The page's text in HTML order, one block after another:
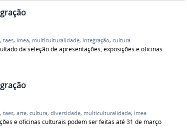
, taes, imea, multiculturalidade, integração, cultura
da seleção de apresentações, exposições e oficinas
, taes, arte, cultura, diversidade, multiculturalidade, imea
e oficinas culturais podem ser feitas até 31 de março